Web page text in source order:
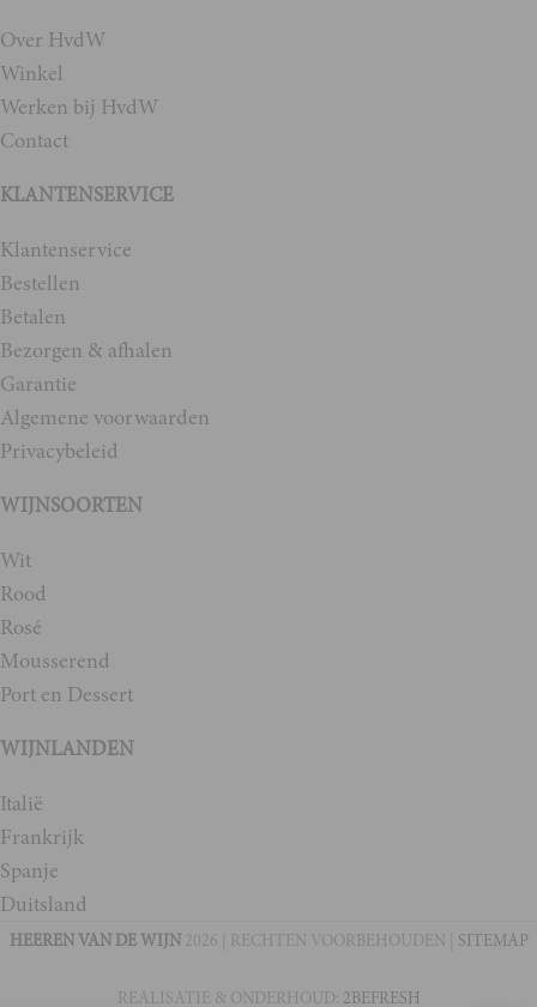
Over HvdW
Winkel
Werken bij HvdW
Contact
KLANTENSERVICE
Klantenservice
Bestellen
Betalen
Bezorgen & afhalen
Garantie
Algemene voorwaarden
Privacybeleid
WIJNSOORTEN
Wit
Rood
Rosé
Mousserend
Port en Dessert
WIJNLANDEN
Italië
Frankrijk
Spanje
Duitsland
HEEREN VAN DE WIJN 2026 | RECHTEN VOORBEHOUDEN | SITEMAP
REALISATIE & ONDERHOUD: 2BEFRESH